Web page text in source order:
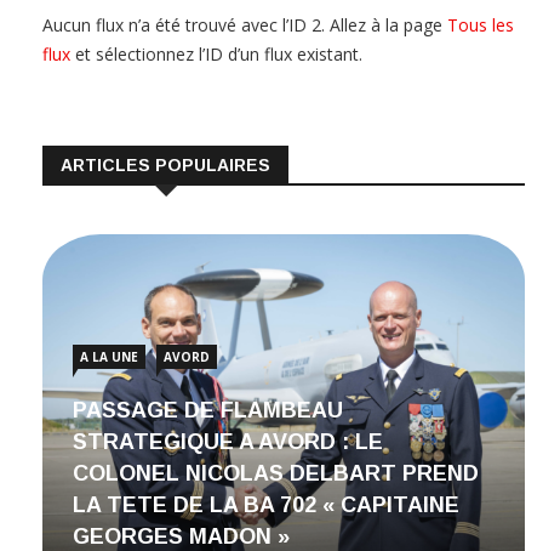
Aucun flux n’a été trouvé avec l’ID 2. Allez à la page Tous les
flux et sélectionnez l’ID d’un flux existant.
ARTICLES POPULAIRES
A LA UNE AVORD
PASSAGE DE FLAMBEAU
STRATEGIQUE A AVORD : LE
COLONEL NICOLAS DELBART PREND
LA TETE DE LA BA 702 « CAPITAINE
GEORGES MADON »